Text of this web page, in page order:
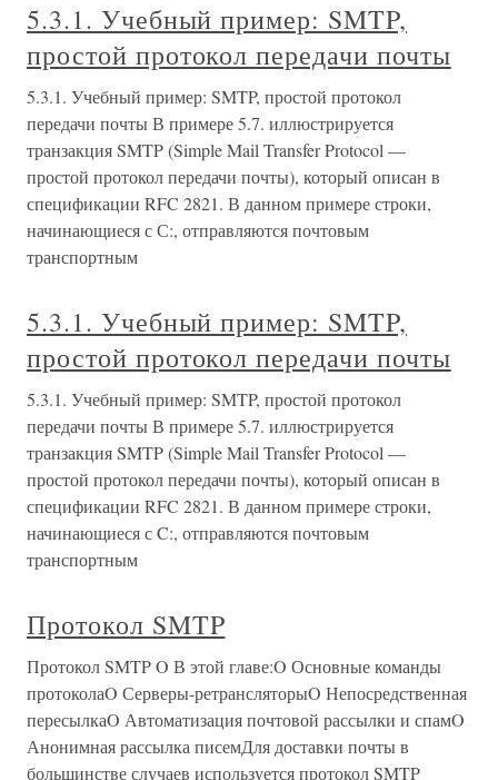
5.3.1. Учебный пример: SMTP,
простой протокол передачи почты
5.3.1. Учебный пример: SMTP, простой протокол
передачи почты В примере 5.7. иллюстрируется
транзакция SMTP (Simple Mail Transfer Protocol —
простой протокол передачи почты), который описан в
спецификации RFC 2821. В данном примере строки,
начинающиеся с С:, отправляются почтовым
транспортным
5.3.1. Учебный пример: SMTP,
простой протокол передачи почты
5.3.1. Учебный пример: SMTP, простой протокол
передачи почты В примере 5.7. иллюстрируется
транзакция SMTP (Simple Mail Transfer Protocol —
простой протокол передачи почты), который описан в
спецификации RFC 2821. В данном примере строки,
начинающиеся с C:, отправляются почтовым
транспортным
Протокол SMTP
Протокол SMTP O В этой главе:O Основные команды
протоколаO Серверы-ретрансляторыO Непосредственная
пересылкаO Автоматизация почтовой рассылки и спамO
Анонимная рассылка писемДля доставки почты в
большинстве случаев используется протокол SMTP